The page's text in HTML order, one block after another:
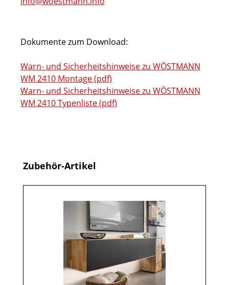
Dokumente zum Download:
Warn- und Sicherheitshinweise zu WÖSTMANN
WM 2410 Montage (pdf)
Warn- und Sicherheitshinweise zu WÖSTMANN
WM 2410 Typenliste (pdf)
Produktgalerie überspringen
Zubehör-Artikel